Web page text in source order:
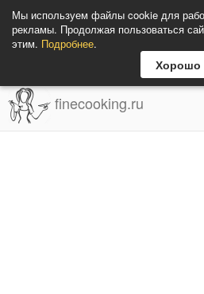
Мы используем файлы cookie для
рекламы. Продолжая пользоваться
этим. Подробнее.
Хорошо
finecooking.ru